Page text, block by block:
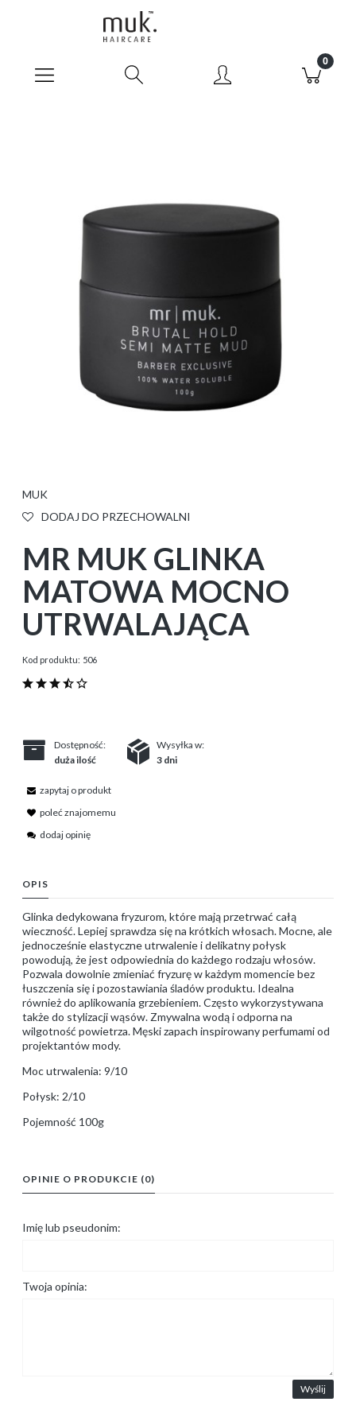
MUK
DODAJ DO PRZECHOWALNI
MR MUK GLINKA
MATOWA MOCNO
UTRWALAJĄCA
Kod produktu: 506
Dostępność:
duża ilość
Wysyłka w:
3 dni
zapytaj o produkt
poleć znajomemu
dodaj opinię
OPIS
Glinka dedykowana fryzurom, które mają przetrwać całą
wieczność. Lepiej sprawdza się na krótkich włosach. Mocne, ale
jednocześnie elastyczne utrwalenie i delikatny połysk
powodują, że jest odpowiednia do każdego rodzaju włosów.
Pozwala dowolnie zmieniać fryzurę w każdym momencie bez
łuszczenia się i pozostawiania śladów produktu. Idealna
również do aplikowania grzebieniem. Często wykorzystywana
także do stylizacji wąsów. Zmywalna wodą i odporna na
wilgotność powietrza. Męski zapach inspirowany perfumami od
projektantów mody.
Moc utrwalenia: 9/10
Połysk: 2/10
Pojemność 100g
OPINIE O PRODUKCIE (0)
Imię lub pseudonim:
Twoja opinia:
Wyślij